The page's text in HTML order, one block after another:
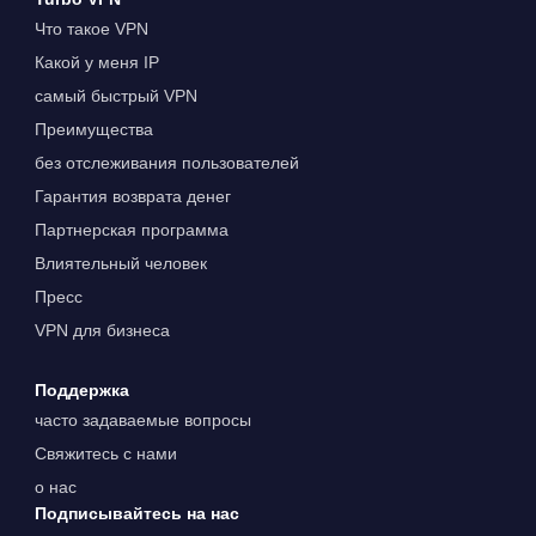
Что такое VPN
Какой у меня IP
самый быстрый VPN
Преимущества
без отслеживания пользователей
Гарантия возврата денег
Партнерская программа
Влиятельный человек
Пресс
VPN для бизнеса
Поддержка
часто задаваемые вопросы
Свяжитесь с нами
о нас
Подписывайтесь на нас